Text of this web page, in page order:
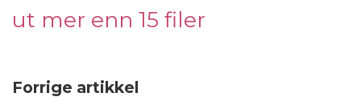
ut mer enn 15 filer
Forrige artikkel